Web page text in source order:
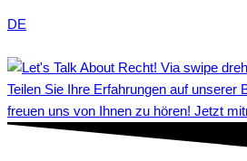
DE
Teilen Sie Ihre Erfahrungen auf unserer
freuen uns von Ihnen zu hören! Jetzt